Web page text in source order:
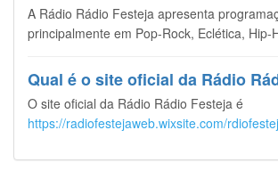
A Rádio Rádio Festeja apresenta
principalmente em Pop-Rock, Eclética, Hip-
Qual é o site oficial da Rádio
O site oficial da Rádio Rádio Festeja é
https://radiofestejaweb.wixsite.com/